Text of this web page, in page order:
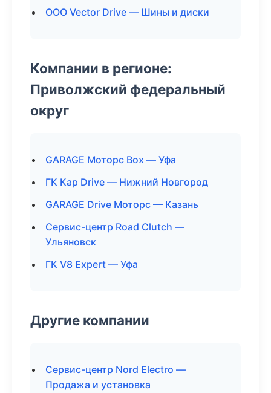
ООО Vector Drive — Шины и диски
Компании в регионе:
Приволжский федеральный
округ
GARAGE Моторс Box — Уфа
ГК Кар Drive — Нижний Новгород
GARAGE Drive Моторс — Казань
Сервис-центр Road Clutch —
Ульяновск
ГК V8 Expert — Уфа
Другие компании
Сервис-центр Nord Electro —
Продажа и установка